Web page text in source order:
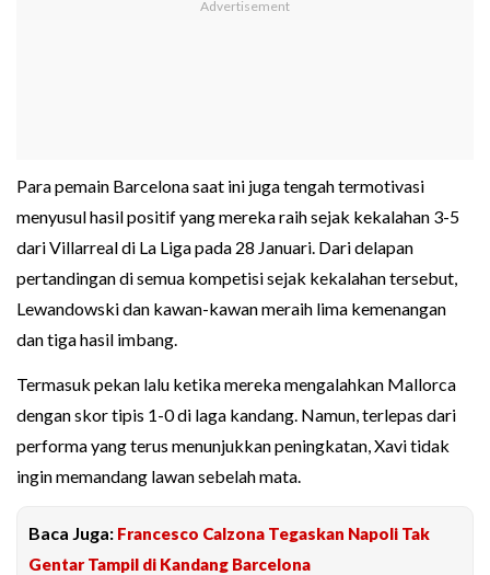
Para pemain Barcelona saat ini juga tengah termotivasi
menyusul hasil positif yang mereka raih sejak kekalahan 3-5
dari Villarreal di La Liga pada 28 Januari. Dari delapan
pertandingan di semua kompetisi sejak kekalahan tersebut,
Lewandowski dan kawan-kawan meraih lima kemenangan
dan tiga hasil imbang.
Termasuk pekan lalu ketika mereka mengalahkan Mallorca
dengan skor tipis 1-0 di laga kandang. Namun, terlepas dari
performa yang terus menunjukkan peningkatan, Xavi tidak
ingin memandang lawan sebelah mata.
Baca Juga: Francesco Calzona Tegaskan Napoli Tak
Gentar Tampil di Kandang Barcelona